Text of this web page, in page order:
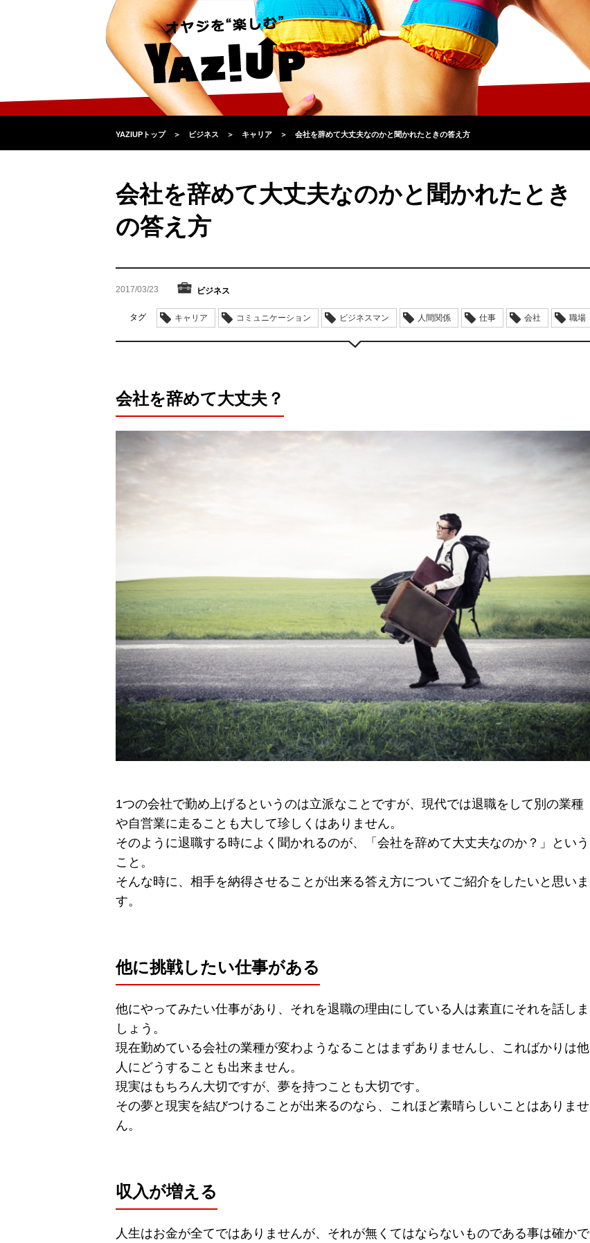
YAZIUPトップ ＞ ビジネス ＞ キャリア ＞ 会社を辞めて大丈夫なのかと聞かれたときの答え方
会社を辞めて大丈夫なのかと聞かれたとき
の答え方
2017/03/23 ビジネス
タグ キャリア コミュニケーション ビジネスマン 人間関係 仕事 会社 職場
会社を辞めて大丈夫？
1つの会社で勤め上げるというのは立派なことですが、現代では退職をして別の業種
や自営業に走ることも大して珍しくはありません。
そのように退職する時によく聞かれるのが、「会社を辞めて大丈夫なのか？」という
こと。
そんな時に、相手を納得させることが出来る答え方についてご紹介をしたいと思いま
す。
他に挑戦したい仕事がある
他にやってみたい仕事があり、それを退職の理由にしている人は素直にそれを話しま
しょう。
現在勤めている会社の業種が変わようなることはまずありませんし、こればかりは他
人にどうすることも出来ません。
現実はもちろん大切ですが、夢を持つことも大切です。
その夢と現実を結びつけることが出来るのなら、これほど素晴らしいことはありませ
ん。
収入が増える
人生はお金が全てではありませんが、それが無くてはならないものである事は確かで